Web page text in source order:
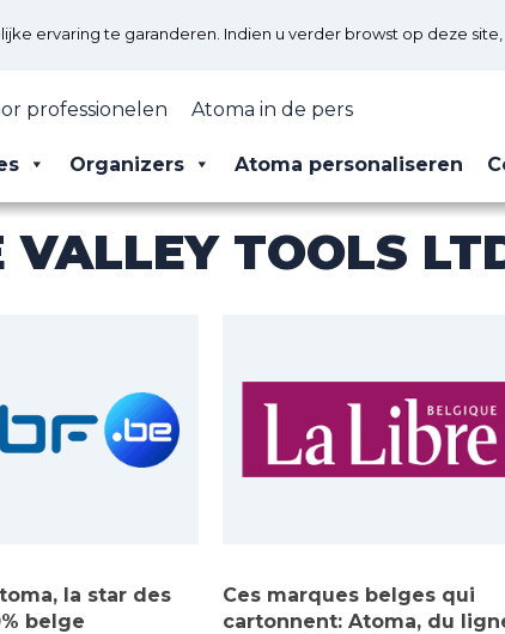
professionelen Atoma in de pers
Organizers Atoma personaliseren
VALLEY TOOLS
la star des
belge
Ces marques belges qui
cartonnent: Atoma, du
ervaring te garanderen. Indien u verder browst op deze